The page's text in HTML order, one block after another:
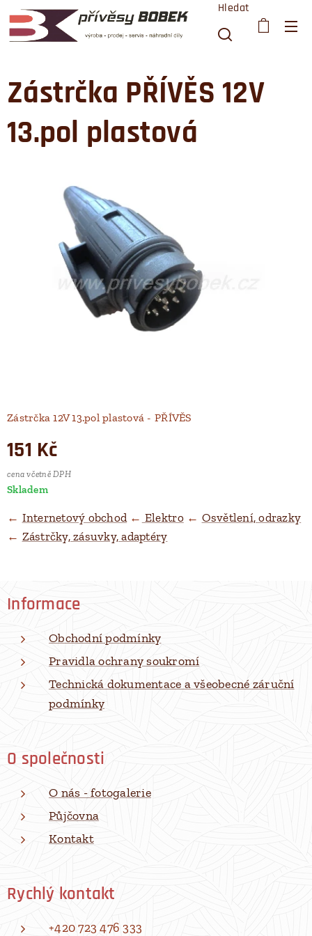
Hledat
Zástrčka PŘÍVĚS 12V
13.pol plastová
Zástrčka 12V 13.pol plastová - PŘÍVĚS
151 Kč
cena včetně DPH
Skladem
← Internetový obchod ← Elektro← Osvětlení, odrazky
← Zástrčky, zásuvky, adaptéry
Informace
Obchodní podmínky
Pravidla ochrany soukromí
Technická dokumentace a všeobecné záruční
podmínky
O společnosti
O nás - fotogalerie
Půjčovna
Kontakt
Rychlý kontakt
+420 723 476 333